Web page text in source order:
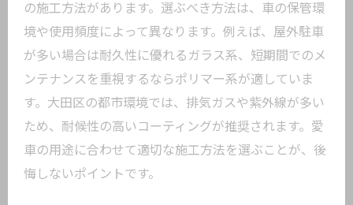
の施工方法があります。選ぶべき方法は、車の保管環
境や使用頻度によって異なります。例えば、屋外駐車
が多い場合は耐久性に優れるガラス系、短期間でのメ
ンテナンスを重視するならポリマー系が適していま
す。大田区の都市環境では、排気ガスや紫外線が多い
ため、耐候性の高いコーティングが推奨されます。愛
車の用途に合わせて適切な施工方法を選ぶことが、後
悔しないポイントです。